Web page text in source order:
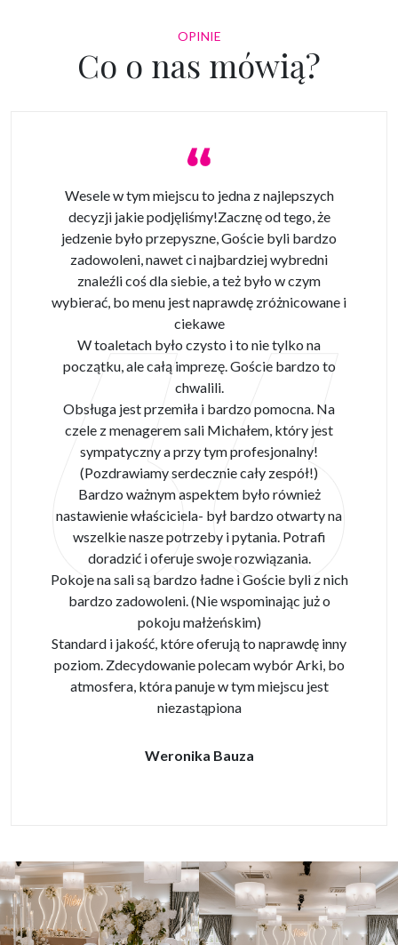
OPINIE
Co o nas mówią?
Wesele w tym miejscu to jedna z najlepszych
decyzji jakie podjęliśmy!Zacznę od tego, że
jedzenie było przepyszne, Goście byli bardzo
zadowoleni, nawet ci najbardziej wybredni
znaleźli coś dla siebie, a też było w czym
wybierać, bo menu jest naprawdę zróżnicowane i
ciekawe
W toaletach było czysto i to nie tylko na
początku, ale całą imprezę. Goście bardzo to
chwalili.
Obsługa jest przemiła i bardzo pomocna. Na
czele z menagerem sali Michałem, który jest
sympatyczny a przy tym profesjonalny!
(Pozdrawiamy serdecznie cały zespół!)
Bardzo ważnym aspektem było również
nastawienie właściciela- był bardzo otwarty na
wszelkie nasze potrzeby i pytania. Potrafi
doradzić i oferuje swoje rozwiązania.
Pokoje na sali są bardzo ładne i Goście byli z nich
bardzo zadowoleni. (Nie wspominając już o
pokoju małżeńskim)
Standard i jakość, które oferują to naprawdę inny
poziom. Zdecydowanie polecam wybór Arki, bo
atmosfera, która panuje w tym miejscu jest
niezastąpiona
Weronika Bauza